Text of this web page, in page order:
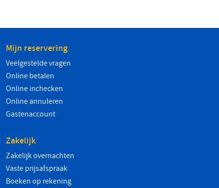
Mijn reservering
Veelgestelde vragen
Online betalen
Online inchecken
Online annuleren
Gastenaccount
Zakelijk
Zakelijk overnachten
Vaste prijsafspraak
Boeken op rekening